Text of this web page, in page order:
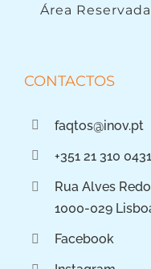
Área Reservada
CONTACTOS
faqtos@inov.pt
+351 21 310 0431
Rua Alves
1000-029
Facebook